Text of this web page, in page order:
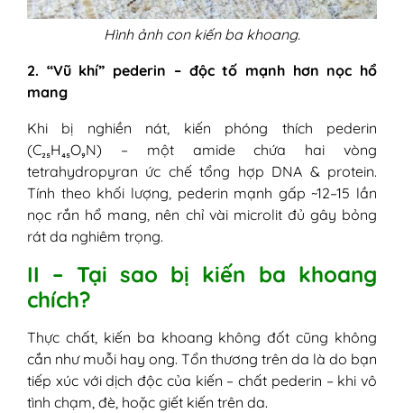
Hình ảnh con kiến ba khoang.
2. “Vũ khí” pederin – độc tố mạnh hơn nọc hổ
mang
Khi bị nghiền nát, kiến phóng thích pederin
(C₂₅H₄₅O₉N) – một amide chứa hai vòng
tetrahydropyran ức chế tổng hợp DNA & protein.
Tính theo khối lượng, pederin mạnh gấp ~12–15 lần
nọc rắn hổ mang, nên chỉ vài microlit đủ gây bỏng
rát da nghiêm trọng.
II – Tại sao bị kiến ba khoang
chích?
Thực chất, kiến ba khoang không đốt cũng không
cắn như muỗi hay ong. Tổn thương trên da là do bạn
tiếp xúc với dịch độc của kiến – chất pederin – khi vô
tình chạm, đè, hoặc giết kiến trên da.